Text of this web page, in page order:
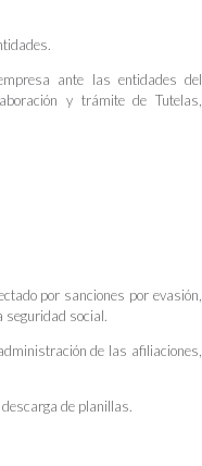
ante las entidades del
y trámite de Tutelas,
por sanciones por evasión,
seguridad social.
de las afiliaciones,
de planillas.